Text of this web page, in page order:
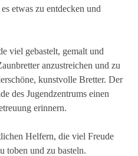
etwas zu entdecken und
viel gebastelt, gemalt und
anzustreichen und zu
kunstvolle Bretter. Der
des Jugendzentrums einen
erinnern.
Helfern, die viel Freude
toben und zu basteln.